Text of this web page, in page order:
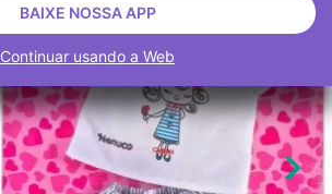

BAIXE NOSSA APP
Continuar usando a Web